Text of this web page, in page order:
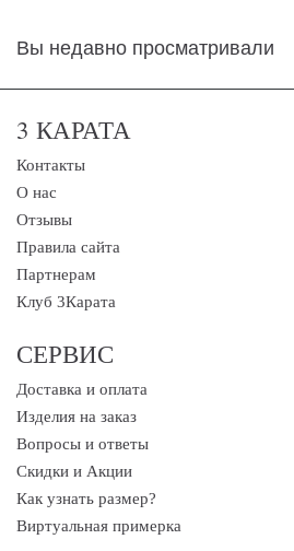
Вы недавно просматривали
3 КАРАТА
Контакты
О нас
Отзывы
Правила сайта
Партнерам
Клуб 3Карата
СЕРВИС
Доставка и оплата
Изделия на заказ
Вопросы и ответы
Скидки и Акции
Как узнать размер?
Виртуальная примерка